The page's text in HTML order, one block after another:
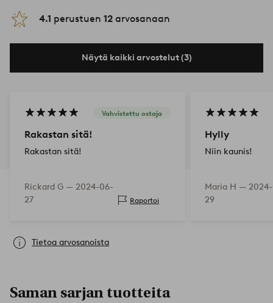
4.1 perustuen 12 arvosanaan
Näytä kaikki arvostelut (3)
Vahvistettu ostaja
Rakastan sitä!
Rakastan sitä!
Rickard G — 2024-06-
27
Raportoi
Hylly
Niin kaunis!
Maria H —
29
Tietoa arvosanoista
Saman sarjan tuotteita